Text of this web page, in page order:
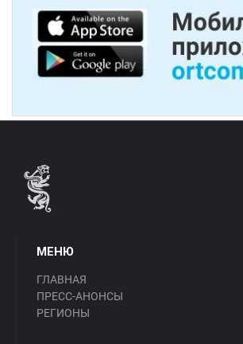
МЕНЮ
ГЛАВНАЯ
ПРЕСС-АНОНСЫ
РЕГИОНЫ